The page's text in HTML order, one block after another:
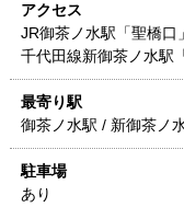
アクセス
JR御茶ノ水駅「聖橋口
千代田線新御茶ノ水駅
最寄り駅
御茶ノ水駅 / 新御茶ノ
駐車場
あり